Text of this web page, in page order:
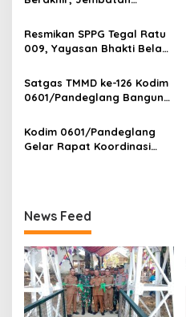
p
o
s
Diresmikan DANDIM
0601/Pandeglang
Resmikan SPPG Tegal Ratu
009, Yayasan Bhakti Bela
Gizi 3.300 Anak
Satgas TMMD ke-126 Kodim
0601/Pandeglang Bangun
Kampung Cikentrung, Desa
Cikentrung Kecamatan
Cadasari
Kodim 0601/Pandeglang
Gelar Rapat Koordinasi
News Feed